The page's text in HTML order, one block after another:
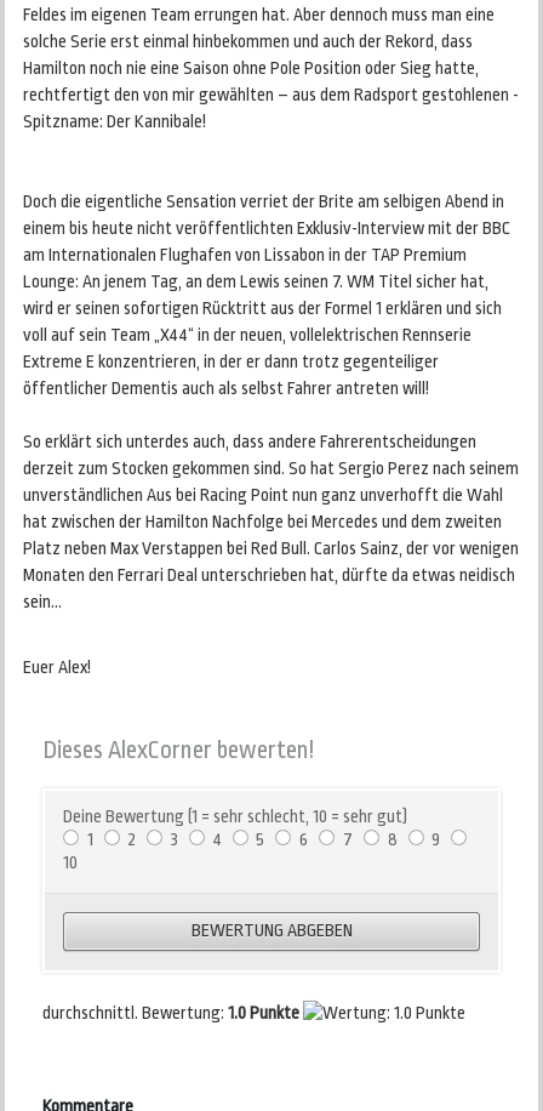
Feldes im eigenen Team errungen hat. Aber dennoch muss man eine
solche Serie erst einmal hinbekommen und auch der Rekord, dass
Hamilton noch nie eine Saison ohne Pole Position oder Sieg hatte,
rechtfertigt den von mir gewählten – aus dem Radsport gestohlenen -
Spitzname: Der Kannibale!
Doch die eigentliche Sensation verriet der Brite am selbigen Abend in
einem bis heute nicht veröffentlichten Exklusiv-Interview mit der BBC
am Internationalen Flughafen von Lissabon in der TAP Premium
Lounge: An jenem Tag, an dem Lewis seinen 7. WM Titel sicher hat,
wird er seinen sofortigen Rücktritt aus der Formel 1 erklären und sich
voll auf sein Team „X44“ in der neuen, vollelektrischen Rennserie
Extreme E konzentrieren, in der er dann trotz gegenteiliger
öffentlicher Dementis auch als selbst Fahrer antreten will!
So erklärt sich unterdes auch, dass andere Fahrerentscheidungen
derzeit zum Stocken gekommen sind. So hat Sergio Perez nach seinem
unverständlichen Aus bei Racing Point nun ganz unverhofft die Wahl
hat zwischen der Hamilton Nachfolge bei Mercedes und dem zweiten
Platz neben Max Verstappen bei Red Bull. Carlos Sainz, der vor wenigen
Monaten den Ferrari Deal unterschrieben hat, dürfte da etwas neidisch
sein…
Euer Alex!
Dieses AlexCorner bewerten!
Deine Bewertung (1 = sehr schlecht, 10 = sehr gut)
1
2 3 4 5 6 7 8
9
10
durchschnittl. Bewertung: 1.0 Punkte